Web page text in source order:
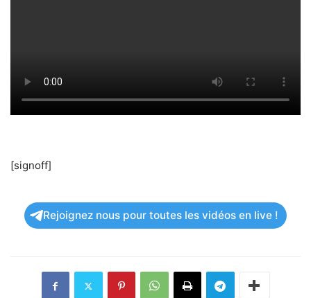
[signoff]
Rejoignez nous pour toutes les vidéos en live !